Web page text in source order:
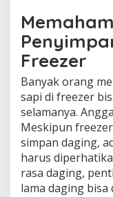
Freezer
Banyak orang
sapi di freezer
selamanya.
Meskipun
simpan daging,
harus
rasa daging,
lama daging bisa